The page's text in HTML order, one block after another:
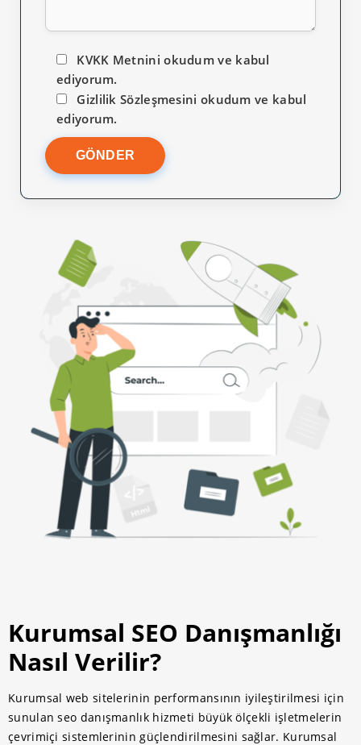
KVKK Metnini okudum ve kabul
ediyorum.
Gizlilik Sözleşmesini okudum ve kabul
ediyorum.
Kurumsal SEO Danışmanlığı
Nasıl Verilir?
Kurumsal web sitelerinin performansının iyileştirilmesi için
sunulan seo danışmanlık hizmeti büyük ölçekli işletmelerin
çevrimiçi sistemlerinin güçlendirilmesini sağlar. Kurumsal